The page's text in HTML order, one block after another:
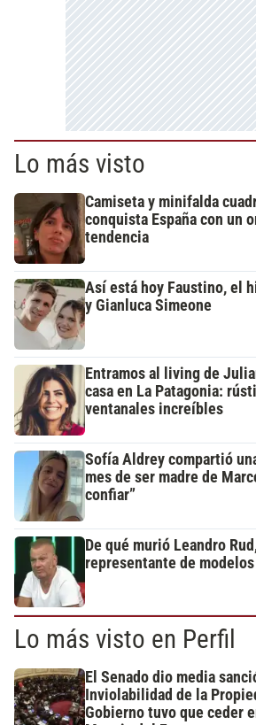
Lo más visto
Camiseta y minifalda
conquista España con un
tendencia
Así está hoy Faustino, el
y Gianluca Simeone
Entramos al living de
casa en La Patagonia:
ventanales increíbles
Sofía Aldrey compartió
mes de ser madre de
confiar”
De qué murió Leandro
representante de modelos
Lo más visto en Perfil
El Senado dio media
Inviolabilidad de la
Gobierno tuvo que ceder